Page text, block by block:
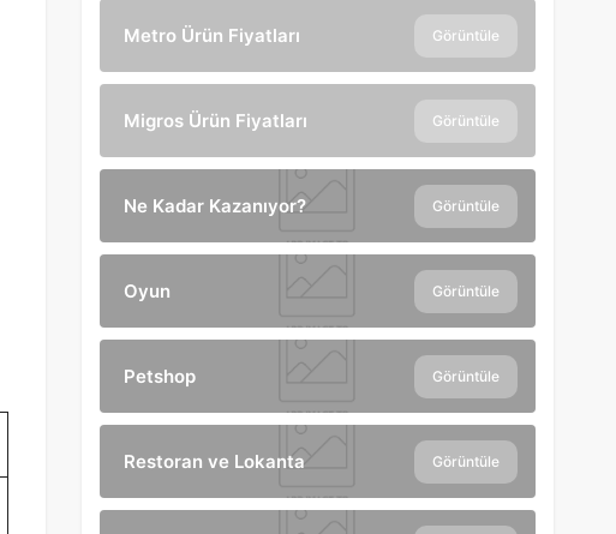
Metro Ürün Fiyatları Görüntüle
Migros Ürün Fiyatları Görüntüle
Ne Kadar Kazanıyor? Görüntüle
Oyun Görüntüle
Petshop Görüntüle
Restoran ve Lokanta Görüntüle